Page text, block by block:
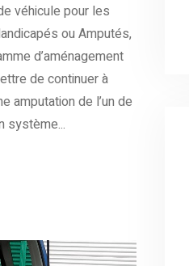
véhicule pour les
ou Amputés,
d’aménagement
de continuer à
amputation de l’un de
système...